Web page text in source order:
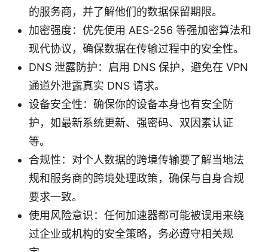
的服务商，并了解他们的数据保留期限。
加密强度：优先使用 AES-256 等强加密算法和
现代协议，确保数据在传输过程中的安全性。
DNS 泄露防护：启用 DNS 保护，避免在 VPN
通道外泄露真实 DNS 请求。
设备安全性：确保你的设备本身也有安全防
护，如最新系统更新、强密码、双因素认证
等。
合规性：对个人数据的跨境传输要了解当地法
规和服务商的跨境处理政策，确保与自身合规
要求一致。
使用风险意识：任何加速器都可能被误用来绕
过企业或机构的安全策略，务必遵守相关规